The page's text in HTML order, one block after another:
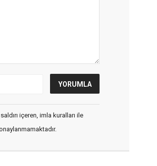
içeren, imla kuralları ile